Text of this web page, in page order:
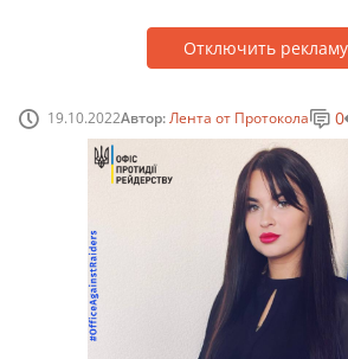
Отключить рекламу
19.10.2022Автор:Лента от Протокола 0